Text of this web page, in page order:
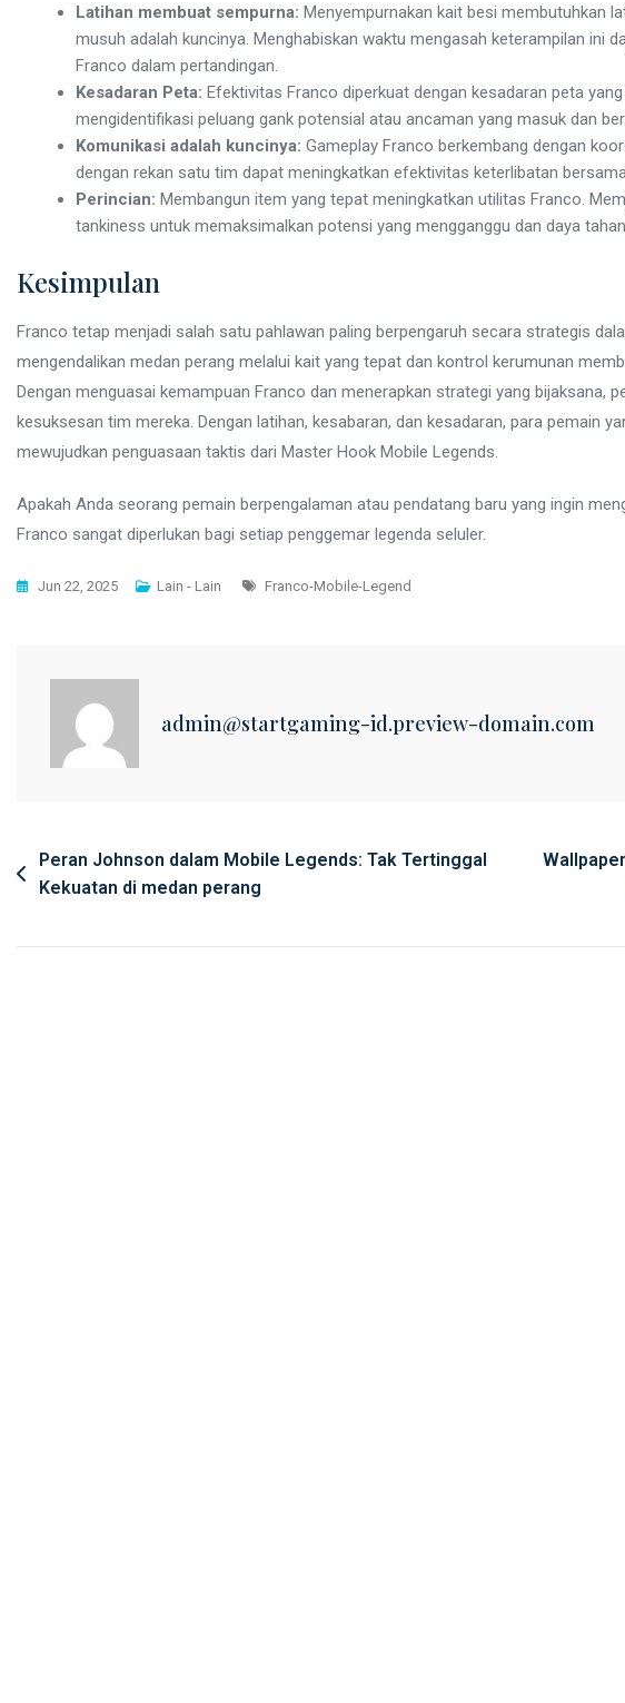
Latihan membuat sempurna: Menyempurnakan kait besi membutuhkan
musuh adalah kuncinya. Menghabiskan waktu mengasah keterampilan ini
Franco dalam pertandingan.
Kesadaran Peta: Efektivitas Franco diperkuat dengan kesadaran peta
mengidentifikasi peluang gank potensial atau ancaman yang masuk dan
Komunikasi adalah kuncinya: Gameplay Franco berkembang dengan
dengan rekan satu tim dapat meningkatkan efektivitas keterlibatan
Perincian: Membangun item yang tepat meningkatkan utilitas Franco.
tankiness untuk memaksimalkan potensi yang mengganggu dan daya
Kesimpulan
Franco tetap menjadi salah satu pahlawan paling berpengaruh secara strategis
mengendalikan medan perang melalui kait yang tepat dan kontrol kerumunan
Dengan menguasai kemampuan Franco dan menerapkan strategi yang bijaksana,
kesuksesan tim mereka. Dengan latihan, kesabaran, dan kesadaran, para pemain
mewujudkan penguasaan taktis dari Master Hook Mobile Legends.
Apakah Anda seorang pemain berpengalaman atau pendatang baru yang ingin
Franco sangat diperlukan bagi setiap penggemar legenda seluler.
Jun 22, 2025 Lain - Lain Tags
Franco-Mobile-Legend
admin@startgaming-id.preview-domain.com
Post
navigation
Peran Johnson dalam Mobile Legends: Tak Tertinggal
Kekuatan di medan perang